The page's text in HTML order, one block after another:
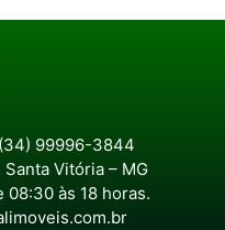
(34) 99996-3844
Santa Vitória – MG
08:30 às 18 horas.